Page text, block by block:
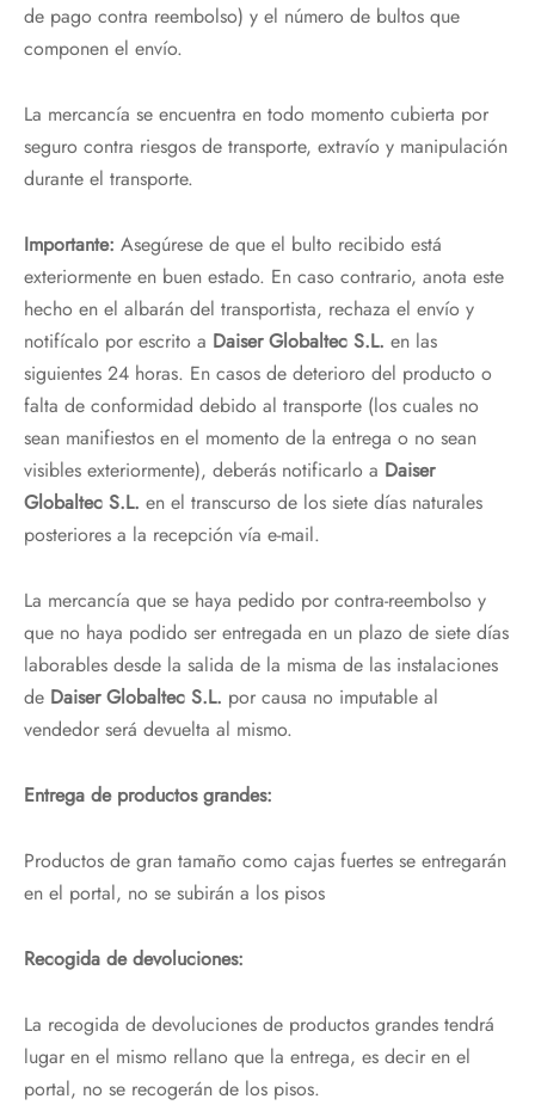
de pago contra reembolso) y el número de bultos que
componen el envío.
La mercancía se encuentra en todo momento cubierta por
seguro contra riesgos de transporte, extravío y manipulación
durante el transporte.
Importante: Asegúrese de que el bulto recibido está
exteriormente en buen estado. En caso contrario, anota este
hecho en el albarán del transportista, rechaza el envío y
notifícalo por escrito a Daiser Globaltec S.L. en las
siguientes 24 horas. En casos de deterioro del producto o
falta de conformidad debido al transporte (los cuales no
sean manifiestos en el momento de la entrega o no sean
visibles exteriormente), deberás notificarlo a Daiser
Globaltec S.L. en el transcurso de los siete días naturales
posteriores a la recepción vía e-mail.
La mercancía que se haya pedido por contra-reembolso y
que no haya podido ser entregada en un plazo de siete días
laborables desde la salida de la misma de las instalaciones
de Daiser Globaltec S.L. por causa no imputable al
vendedor será devuelta al mismo.
Entrega de productos grandes:
Productos de gran tamaño como cajas fuertes se entregarán
en el portal, no se subirán a los pisos
Recogida de devoluciones:
La recogida de devoluciones de productos grandes tendrá
lugar en el mismo rellano que la entrega, es decir en el
portal, no se recogerán de los pisos.